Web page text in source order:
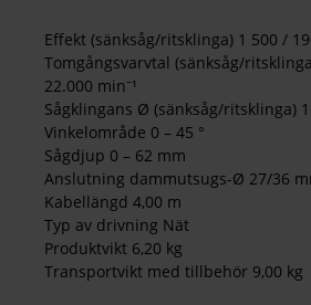
Effekt (sänksåg/ritsklinga) 1 500 /
Tomgångsvarvtal (sänksåg/
22.000 min⁻¹
Sågklingans Ø (sänksåg/ritsklinga)
Vinkelområde 0 – 45 °
Sågdjup 0 – 62 mm
Anslutning dammutsugs-Ø 27/36
Kabellängd 4,00 m
Typ av drivning Nät
Produktvikt 6,20 kg
Transportvikt med tillbehör 9,00 kg